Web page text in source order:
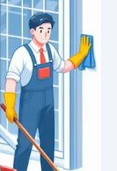
بالدمام
100%